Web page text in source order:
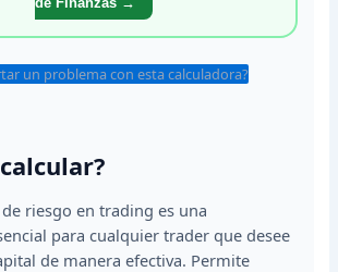
un problema con esta calculadora?
riesgo en trading es una
para cualquier trader que desee
de manera efectiva. Permite